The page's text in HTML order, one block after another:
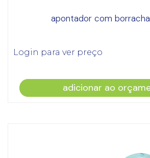
apontador com
Login para ver preço
adicionar ao